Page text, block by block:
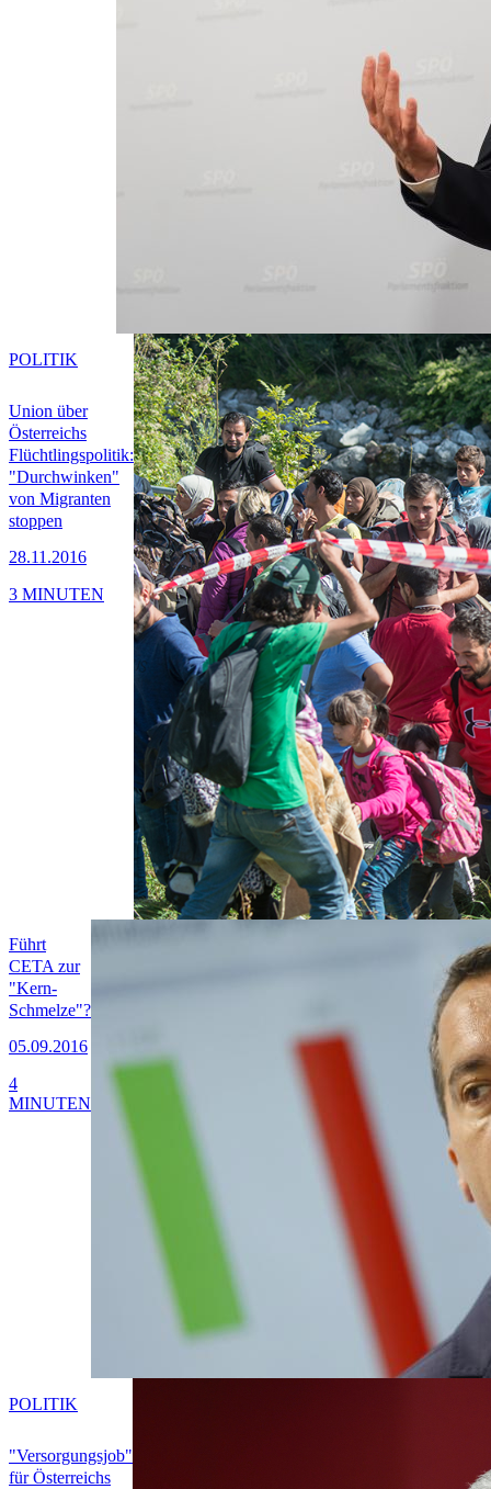
Union über
Österreichs
Flüchtlingspolitik:
"Durchwinken"
von Migranten
stoppen
28.11.2016
POLITIK
3 MINUTEN
Führt
CETA zur
"Kern-
Schmelze"?
05.09.2016
4
MINUTEN
"Versorgungsjob"
für Österreichs
POLITIK